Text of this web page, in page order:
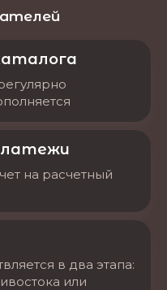
на расчетный
в два этапа:
или